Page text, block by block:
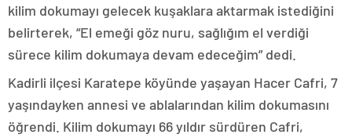
kilim dokumayı gelecek kuşaklara aktarmak istediğini
belirterek, “El emeği göz nuru, sağlığım el verdiği
sürece kilim dokumaya devam edeceğim” dedi.
Kadirli ilçesi Karatepe köyünde yaşayan Hacer Cafri, 7
yaşındayken annesi ve ablalarından kilim dokumasını
öğrendi. Kilim dokumayı 66 yıldır sürdüren Cafri,